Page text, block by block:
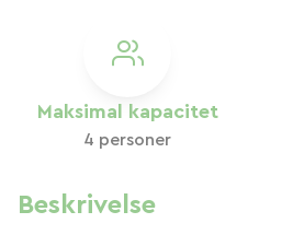
Maksimal kapacitet
4 personer
Beskrivelse